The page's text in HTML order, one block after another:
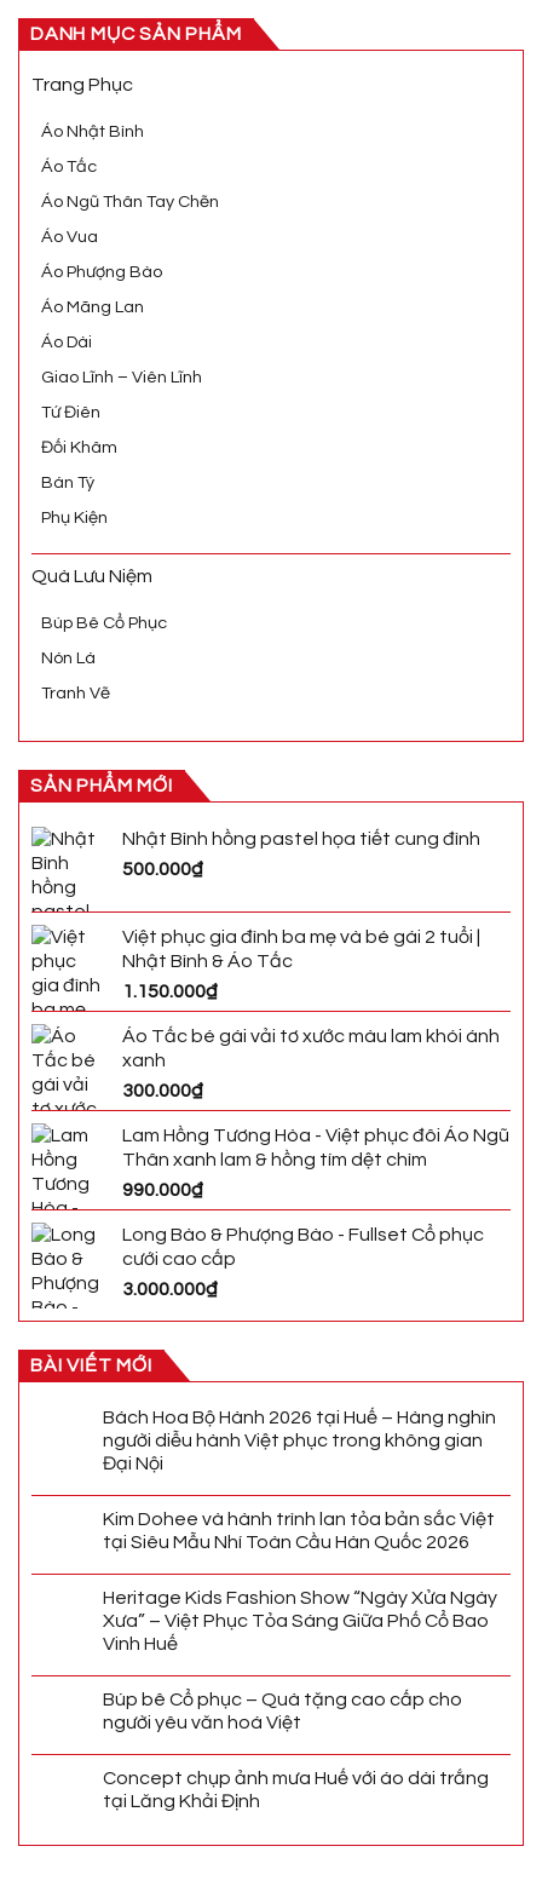
DANH MỤC SẢN PHẨM
Trang Phục
Áo Nhật Bình
Áo Tấc
Áo Ngũ Thân Tay Chẽn
Áo Vua
Áo Phượng Bào
Áo Mãng Lan
Áo Dài
Giao Lĩnh – Viên Lĩnh
Tứ Điên
Đối Khâm
Bán Tý
Phụ Kiện
Quà Lưu Niệm
Búp Bê Cổ Phục
Nón Lá
Tranh Vẽ
SẢN PHẨM MỚI
Nhật Bình hồng pastel họa tiết cung đình
500.000₫
Việt phục gia đình ba mẹ và bé gái 2 tuổi |
Nhật Bình & Áo Tấc
1.150.000₫
Áo Tấc bé gái vải tơ xước màu lam khói ánh
xanh
300.000₫
Lam Hồng Tương Hòa - Việt phục đôi Áo Ngũ
Thân xanh lam & hồng tím dệt chìm
990.000₫
Long Bào & Phượng Bào - Fullset Cổ phục
cưới cao cấp
3.000.000₫
BÀI VIẾT MỚI
Bách Hoa Bộ Hành 2026 tại Huế – Hàng nghìn
người diễu hành Việt phục trong không gian
Đại Nội
Kim Dohee và hành trình lan tỏa bản sắc Việt
tại Siêu Mẫu Nhí Toàn Cầu Hàn Quốc 2026
Heritage Kids Fashion Show “Ngày Xửa Ngày
Xưa” – Việt Phục Tỏa Sáng Giữa Phố Cổ Bao
Vinh Huế
Búp bê Cổ phục – Quà tặng cao cấp cho
người yêu văn hoá Việt
Concept chụp ảnh mưa Huế với áo dài trắng
tại Lăng Khải Định